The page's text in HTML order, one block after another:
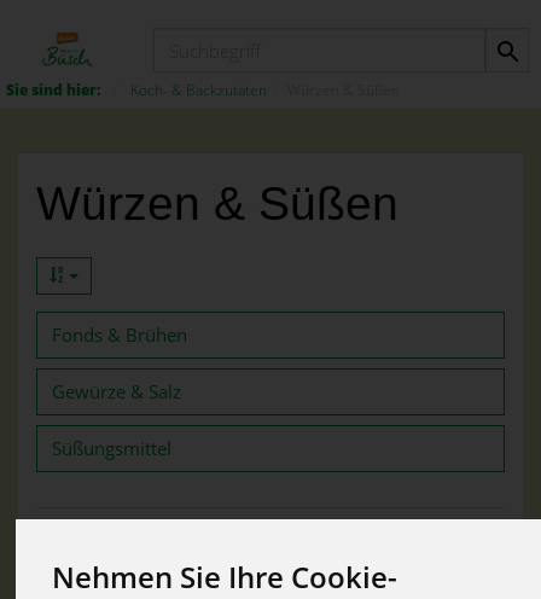
Nehmen Sie Ihre Cookie-
Koch- & Backzutaten
Würzen & Süßen
Fonds & Brühen
Gewürze & Salz
Süßungsmittel